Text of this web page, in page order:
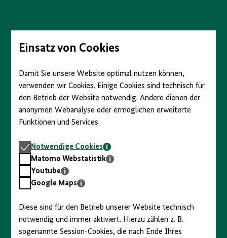
Seiteninhalt
springenEinsatz von Cookies
Damit Sie unsere Website optimal nutzen können,
verwenden wir Cookies. Einige Cookies sind technisch für
den Betrieb der Website notwendig. Andere dienen der
anonymen Webanalyse oder ermöglichen erweiterte
Funktionen und Services.
Notwendige
Cookies
Notwendige Cookies
Matomo
Webstatistik
Matomo Webstatistik
Youtube
Youtube
GoogleGoogle Maps
Diese sind für den Betrieb unserer Website technisch
notwendig und immer aktiviert. Hierzu zählen z. B.
sogenannte Session-Cookies, die nach Ende Ihres